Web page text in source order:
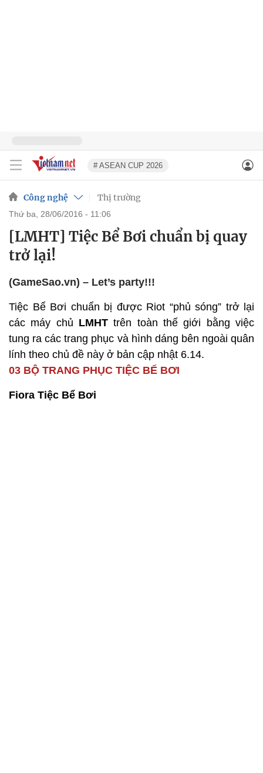
# ASEAN CUP 2026
Công nghệ Thị trường
thứ ba, 28/06/2016 - 11:06
[LMHT] Tiệc Bể Bơi chuẩn bị quay
trở lại!
(GameSao.vn) – Let’s party!!!
Tiệc Bể Bơi chuẩn bị được Riot “phủ sóng” trở lại
các máy chủ LMHT trên toàn thế giới bằng việc
tung ra các trang phục và hình dáng bên ngoài quân
lính theo chủ đề này ở bản cập nhật 6.14.
03 BỘ TRANG PHỤC TIỆC BỂ BƠI
Fiora Tiệc Bể Bơi